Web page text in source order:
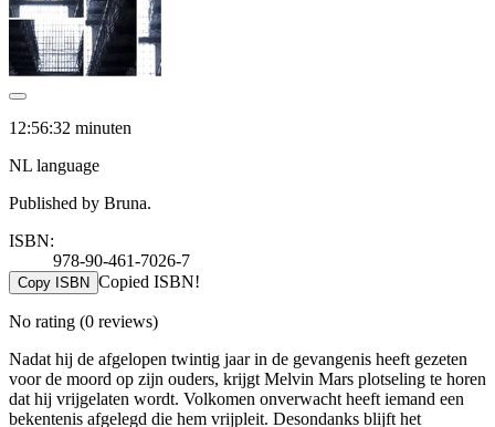
12:56:32 minuten
NL language
Published by Bruna.
ISBN:
978-90-461-7026-7
Copy ISBN Copied ISBN!
No rating (0 reviews)
Nadat hij de afgelopen twintig jaar in de gevangenis heeft gezeten
voor de moord op zijn ouders, krijgt Melvin Mars plotseling te horen
dat hij vrijgelaten wordt. Volkomen onverwacht heeft iemand een
bekentenis afgelegd die hem vrijpleit. Desondanks blijft het